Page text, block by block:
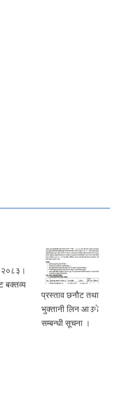
२०८३।
बक्तव्य
प्रस्ताव छनौट तथा
भुक्तानी लिन आउने
सम्बन्धी सूचना ।